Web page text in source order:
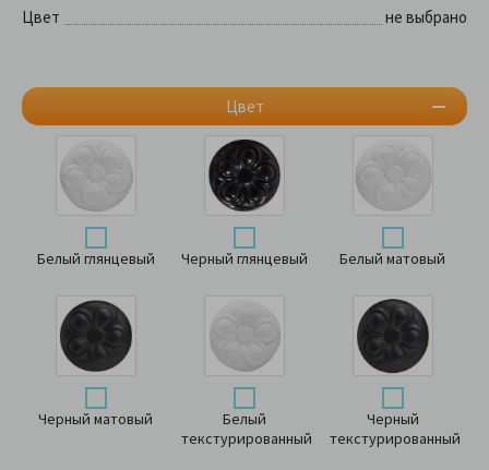
Цвет не выбрано
Цвет
Белый глянцевый Черный глянцевый Белый матовый
Черный матовый
Белый
текстурированный
Черный
текстурированный